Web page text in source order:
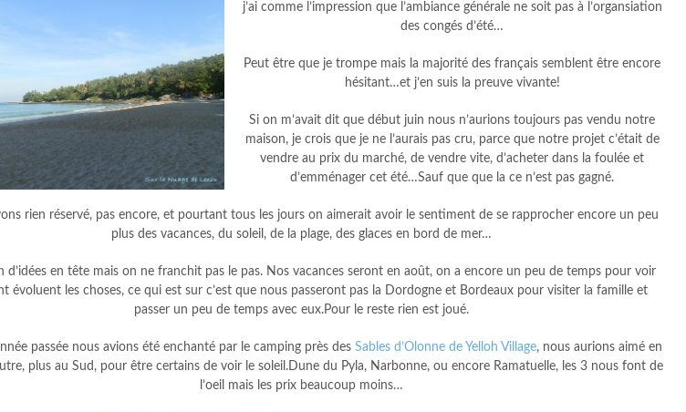
j’ai comme l’impression que l’ambiance générale ne soit pas à l’organsiation
des congés d’été…
Peut être que je trompe mais la majorité des français semblent être encore
hésitant…et j’en suis la preuve vivante!
Si on m’avait dit que début juin nous n’aurions toujours pas vendu notre
maison, je crois que je ne l’aurais pas cru, parce que notre projet c’était de
vendre au prix du marché, de vendre vite, d’acheter dans la foulée et
d’emménager cet été…Sauf que que la ce n’est pas gagné.
rien réservé, pas encore, et pourtant tous les jours on aimerait avoir le sentiment de se rapprocher encore un peu
plus des vacances, du soleil, de la plage, des glaces en bord de mer…
d’idées en tête mais on ne franchit pas le pas. Nos vacances seront en août, on a encore un peu de temps pour voir
évoluent les choses, ce qui est sur c’est que nous passeront pas la Dordogne et Bordeaux pour visiter la famille et
passer un peu de temps avec eux.Pour le reste rien est joué.
passée nous avions été enchanté par le camping près des Sables d’Olonne de Yelloh Village, nous aurions aimé en
plus au Sud, pour être certains de voir le soleil.Dune du Pyla, Narbonne, ou encore Ramatuelle, les 3 nous font de
l’oeil mais les prix beaucoup moins…